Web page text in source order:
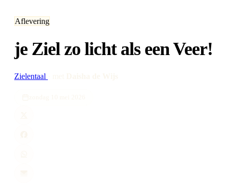
Aflevering
je Ziel zo licht als een Veer!
Zielentaal